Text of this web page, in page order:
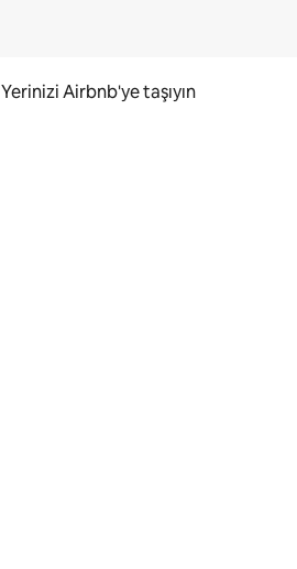
Yerinizi Airbnb'ye taşıyın